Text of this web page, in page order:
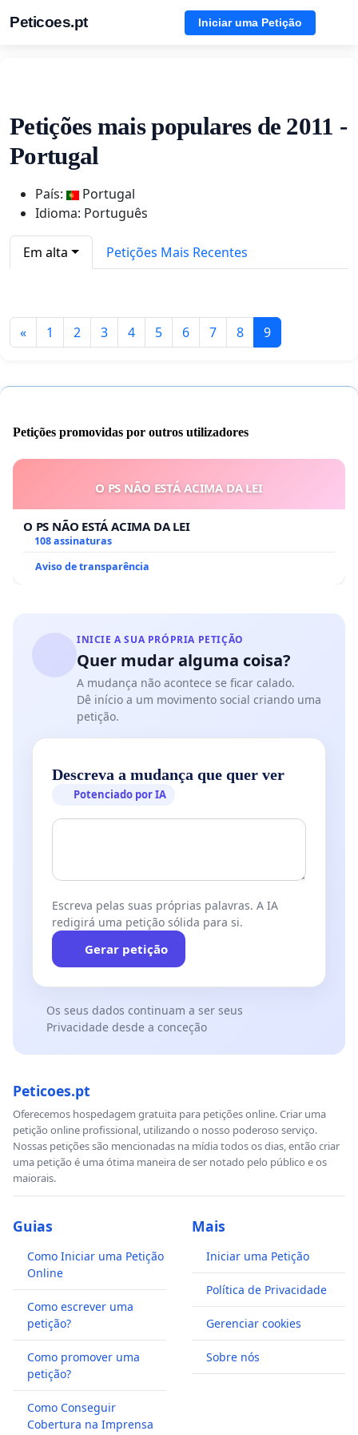
Peticoes.pt Iniciar uma Petição
Petições mais populares de 2011 -
Portugal
País:
Portugal
Idioma: Português
Em alta Petições Mais Recentes
« 1 2 3 4 5 6 7 8 9
Petições promovidas por outros utilizadores
O PS NÃO ESTÁ ACIMA DA LEI
O PS NÃO ESTÁ ACIMA DA LEI
108 assinaturas
Aviso de transparência
INICIE A SUA PRÓPRIA PETIÇÃO
Quer mudar alguma coisa?
A mudança não acontece se ficar calado.
Dê início a um movimento social criando uma
petição.
Descreva a mudança que quer ver
Potenciado por IA
Escreva pelas suas próprias palavras. A IA
redigirá uma petição sólida para si.
Gerar petição
Os seus dados continuam a ser seus
Privacidade desde a conceção
Peticoes.pt
Oferecemos hospedagem gratuita para petições online. Criar uma
petição online profissional, utilizando o nosso poderoso serviço.
Nossas petições são mencionadas na mídia todos os dias, então criar
uma petição é uma ótima maneira de ser notado pelo público e os
maiorais.
Guias
Como Iniciar uma Petição
Online
Como escrever uma
petição?
Como promover uma
petição?
Como Conseguir
Cobertura na Imprensa
Mais
Iniciar uma Petição
Política de Privacidade
Gerenciar cookies
Sobre nós